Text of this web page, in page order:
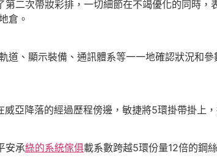
次帶妝彩排，一切細節在不竭優化的同時，
倉。
、顯示裝備、通訊體系等一一地確認狀況和參
降落的經過歷程傍邊，敏捷將5環掛帶掛上
安承綠的系統傢俱載系數跨越5環份量12倍的鋼